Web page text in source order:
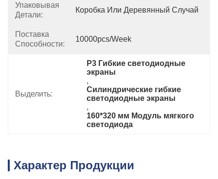
Упаковывая
Детали:
Коробка Или Деревянный Случай
Поставка
Способности:
10000pcs/week
Выделить:
P3 Гибкие светодиодные
экраны
,
Силиндрические гибкие
светодиодные экраны
,
160*320 мм Модуль мягкого
светодиода
Характер Продукции